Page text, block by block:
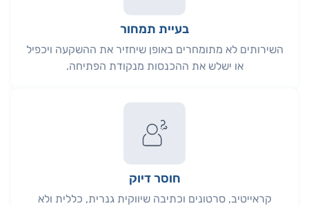
בעיית תמחור
השירותים לא מתומחרים באופן שיחזיר את ההשקעה ויכפיל
או ישלש את ההכנסות מנקודת הפתיחה.
חוסר דיוק
קראייטיב, סרטונים וכתיבה שיווקית גנרית, כללית ולא